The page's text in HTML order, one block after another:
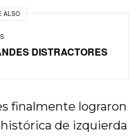
ALSO
DISTRACTORES
finalmente lograron
de izquierda